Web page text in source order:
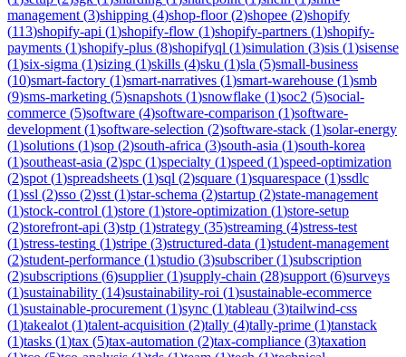
management (3)shipping (4)shop-floor(2)shopee (2)shopify
(113)shopify-api (1)shopify-flow (1)shopify-partners (1)shopify-
payments (1)shopify-plus (8)shopifyql (1)simulation (3)sis (1)sisense
(1)six-sigma (1)sizing (1)skills (4)sku (1)sla (5)small-business
(10)smart-factory (1)smart-narratives (1)smart-warehouse (1)smb
(9)sms-marketing (5)snapshots (1)snowflake (1)soc2 (5)social-
commerce (5)software (4)software-comparison (1)software-
development (1)software-selection (2)software-stack (1)solar-energy
(1)solutions (1)sop (2)south-africa (3)south-asia (1)south-korea
(1)southeast-asia (2)spc (1)specialty (1)speed (1)speed-optimization
(2)spot (1)spreadsheets (1)sql (2)square (1)squarespace (1)ssdlc
(1)ssl (2)sso (2)sst (1)star-schema (2)startup (2)state-management
(1)stock-control (1)store (1)store-optimization (1)store-setup
(2)storefront-api (3)stp (1)strategy (35)streaming (4)stress-test
(1)stress-testing (1)stripe (3)structured-data (1)student-management
(2)student-performance (1)studio (3)subscriber(1)subscription
(2)subscriptions (6)supplier(1)supply-chain (28)support (6)surveys
(1)sustainability (14)sustainability-roi (1)sustainable-ecommerce
(1)sustainable-procurement (1)sync (1)tableau (3)tailwind-css
(1)takealot (1)talent-acquisition (2)tally (4)tally-prime (1)tanstack
(1)tasks (1)tax (5)tax-automation (2)tax-compliance (3)taxation